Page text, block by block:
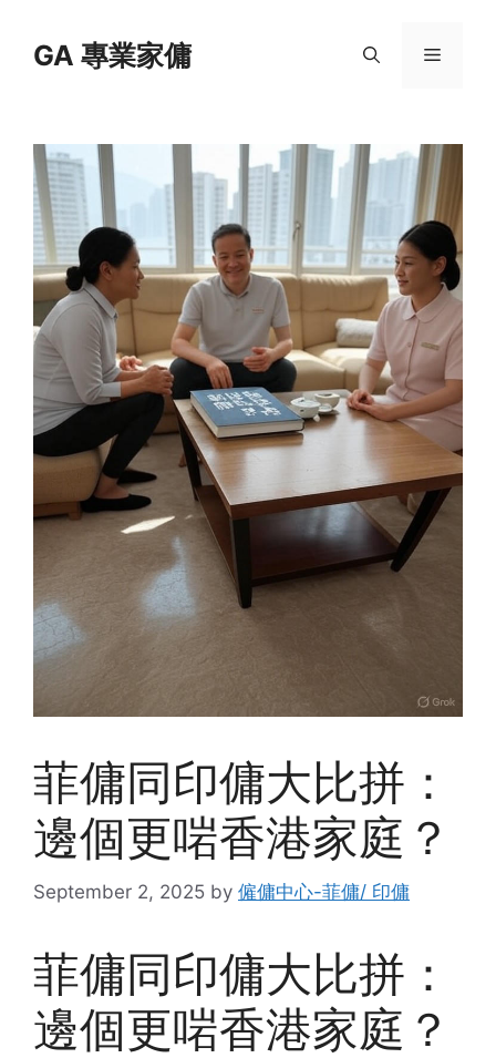
contentGA 專業家傭 Menu
菲傭同印傭大比拼：
邊個更啱香港家庭？
September 2, 2025 by 僱傭中心-菲傭/ 印傭
菲傭同印傭大比拼：
邊個更啱香港家庭？